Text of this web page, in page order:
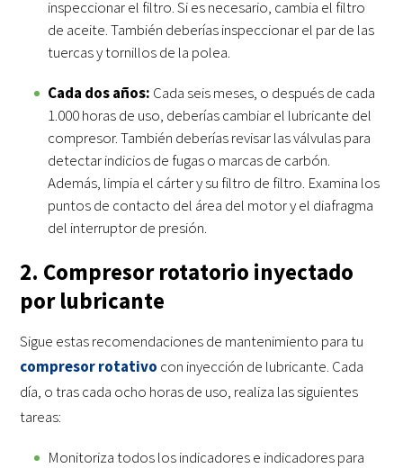
inspeccionar el filtro. Si es necesario, cambia el filtro
de aceite. También deberías inspeccionar el par de las
tuercas y tornillos de la polea.
Cada dos años: Cada seis meses, o después de cada
1.000 horas de uso, deberías cambiar el lubricante del
compresor. También deberías revisar las válvulas para
detectar indicios de fugas o marcas de carbón.
Además, limpia el cárter y su filtro de filtro. Examina los
puntos de contacto del área del motor y el diafragma
del interruptor de presión.
2. Compresor rotatorio inyectado
por lubricante
Sigue estas recomendaciones de mantenimiento para tu
compresor rotativo con inyección de lubricante. Cada
día, o tras cada ocho horas de uso, realiza las siguientes
tareas:
Monitoriza todos los indicadores e indicadores para